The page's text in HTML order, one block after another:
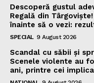
Descoperă gustul
Regală din
înainte să o vezi:
SPECIAL 9 August 2026
Scandal cu săbii și
Scenele violente au
ani, printre cei